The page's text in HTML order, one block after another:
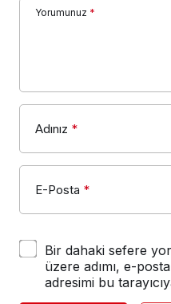
Yorumunuz *
Adınız *
E-Posta *
Bir dahaki sefere
üzere adımı, e-
adresimi bu